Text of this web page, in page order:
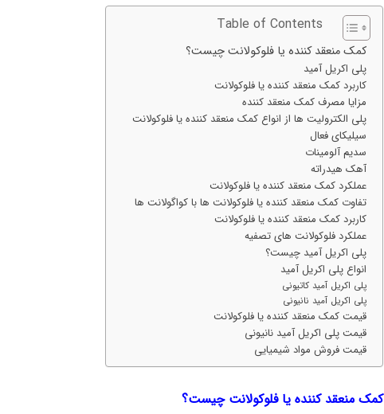
Table of Contents
کمک منعقد کننده یا فلوکولانت چیست؟
پلی اکریل آمید
کاربرد کمک منعقد کننده یا فلوکولانت
مزایا مصرف کمک منعقد کننده
پلی الکترولیت ها از انواع کمک منعقد کننده یا فلوکولانت
سیلیکای فعال
سدیم آلومینات
آهک هیدراته
عملکرد کمک منعقد کننده یا فلوکولانت
تفاوت کمک منعقد کننده یا فلوکولانت ها با کواگولانت ها
کاربرد کمک منعقد کننده یا فلوکولانت
عملکرد فلوکولانت های تصفیه
پلی اکریل آمید چیست؟
انواع پلی اکریل آمید
پلی اکریل آمید کاتیونی
پلی اکریل آمید نانیونی
قیمت کمک منعقد کننده یا فلوکولانت
قیمت پلی اکریل آمید نانیونی
قیمت فروش مواد شیمیایی
کمک منعقد کننده یا فلوکولانت چیست؟